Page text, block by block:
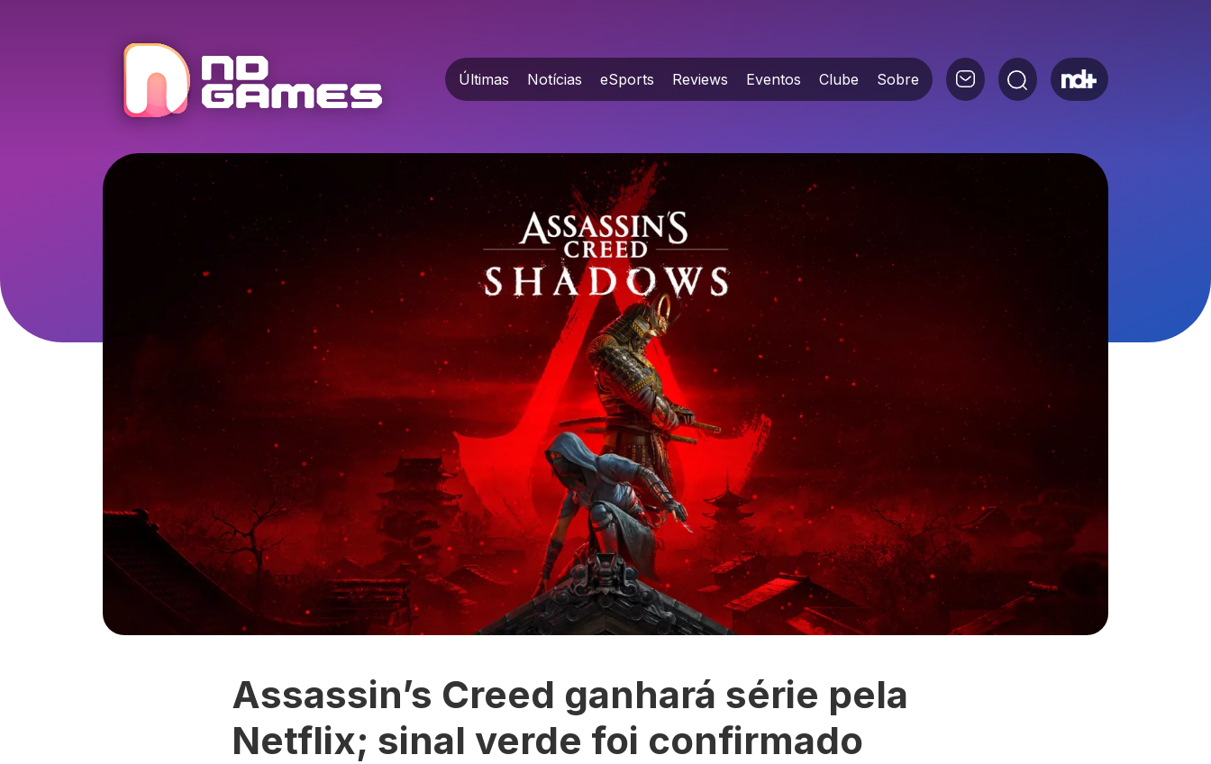
Últimas Notícias eSports Reviews Eventos Clube Sobre
Assassin’s Creed ganhará série pela
Netflix; sinal verde foi confirmado